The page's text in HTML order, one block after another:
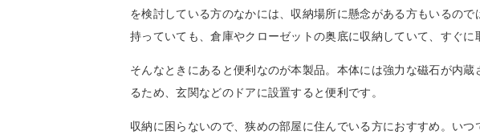
を検討している方のなかには、収納場所に懸念がある方もいるの
持っていても、倉庫やクローゼットの奥底に収納していて、すぐに
そんなときにあると便利なのが本製品。本体には強力な磁石が内
るため、玄関などのドアに設置すると便利です。
収納に困らないので、狭めの部屋に住んでいる方におすすめ。い